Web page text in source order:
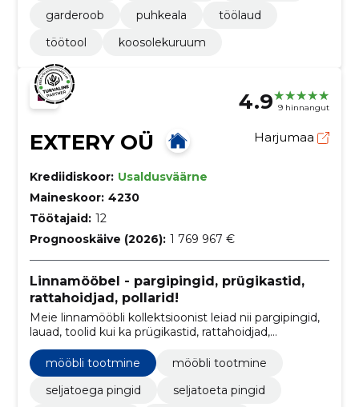
garderoob
puhkeala
töölaud
töötool
koosolekuruum
4.9 9 hinnangut
EXTERY OÜ Harjumaa
Krediidiskoor: Usaldusväärne
Maineskoor: 4230
Töötajaid: 12
Prognooskäive (2026): 1 769 967 €
Linnamööbel - pargipingid, prügikastid,
rattahoidjad, pollarid!
Meie linnamööbli kollektsioonist leiad nii pargipingid,
lauad, toolid kui ka prügikastid, rattahoidjad,
sõidutõkked ja taimekonteinerid!
mööbli tootmine
mööbli tootmine
seljatoega pingid
seljatoeta pingid